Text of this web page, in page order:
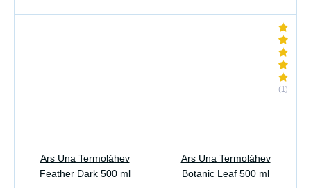
Ars Una Termoláhev
Feather Dark 500 ml
(1)
Ars Una Termoláhev
Botanic Leaf 500 ml